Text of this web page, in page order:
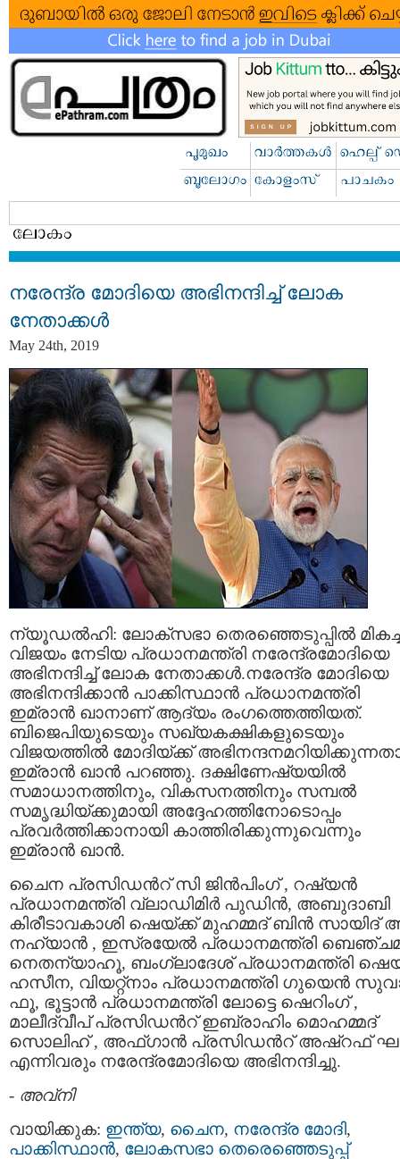
നരേന്ദ്ര മോദിയെ അഭിനന്ദിച്ച് ലോക
നേതാക്കൾ
May 24th, 2019
ന്യൂഡൽഹി: ലോക്സഭാ തെരഞ്ഞെടുപ്പിൽ
വിജയം നേടിയ പ്രധാനമന്ത്രി നരേന്ദ്രമോദിയെ
അഭിനന്ദിച്ച് ലോക നേതാക്കൾ.നരേന്ദ്ര മോദിയെ
അഭിനന്ദിക്കാൻ പാക്കിസ്ഥാൻ പ്രധാനമന്ത്രി
ഇമ്രാന്‍ ഖാനാണ് ആദ്യം രംഗത്തെത്തിയത്.
ബിജെപിയുടെയും സഖ്യകക്ഷികളുടെയും
വിജയത്തില്‍ മോദിയ്ക്ക്
ഇമ്രാൻ ഖാൻ പറഞ്ഞു. ദക്ഷിണേഷ്യയില്‍
സമാധാനത്തിനും, വികസനത്തിനും സമ്പല്‍
സമൃദ്ധിയ്ക്കുമായി അദ്ദേഹത്തിനോടൊപ്പം
പ്രവര്‍ത്തിക്കാനായി കാത്തിരിക്കുന്നുവെന്നും
ഇമ്രാന്‍ ഖാന്‍.
ചൈന പ്രസിഡന്‍റ് സി ജിന്‍പിംഗ് , റഷ്യന്‍
പ്രധാനമന്ത്രി വ്ലാഡിമിര്‍ പുഡിന്‍, അബുദാബി
കിരീടാവകാശി ഷെയ്ക്ക് മുഹമ്മദ്‌ ബിന്‍ സായിദ്
നഹ്യാന്‍ , ഇസ്രയേല്‍ പ്രധാനമന്ത്രി
നെതന്യാഹൂ, ബംഗ്ലാദേശ് പ്രധാനമന്ത്രി
ഹസീന, വിയറ്റ്നാം പ്രധാനമന്ത്രി ഗുയെന്‍
ഫൂ, ഭൂട്ടാന്‍ പ്രധാനമന്ത്രി ലോട്ടെ ഷെറിംഗ് ,
മാലീദ്വീപ് പ്രസിഡന്‍റ് ഇബ്രാഹിം മൊഹമ്മദ്
സൊലിഹ് , അഫ്ഗാന്‍ പ്രസിഡന്‍റ് അഷ്‌റഫ്‌
എന്നിവരും നരേന്ദ്രമോദിയെ അഭിനന്ദിച്ചു.
- അവ്നി
വായിക്കുക: ഇന്ത്യ, ചൈന, നരേന്ദ്ര മോദി,
പാക്കിസ്ഥാന്‍, ലോകസഭാ തെരെഞ്ഞെടുപ്പ്